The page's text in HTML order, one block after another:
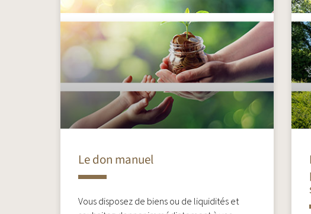
Le don manuel
Vous disposez de biens ou de liquidités et